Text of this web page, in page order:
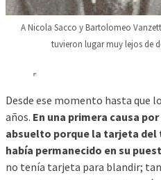
A Nicola Sacco y Bartolomeo
tuvieron lugar muy lejos de
Desde ese momento hasta que
años. En una primera causa
absuelto porque la tarjeta del
había permanecido en su
no tenía tarjeta para blandir;